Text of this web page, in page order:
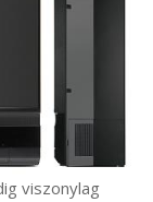
viszonylag